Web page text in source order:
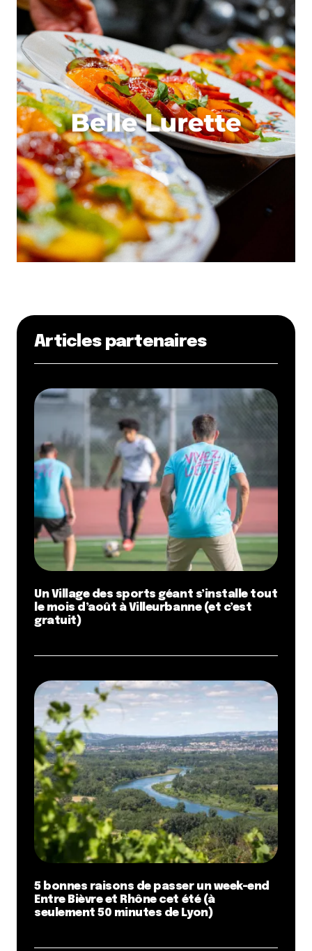
Articles partenaires
Un Village des sports géant s’installe tout
le mois d’août à Villeurbanne (et c’est
gratuit)
5 bonnes raisons de passer un week-end
Entre Bièvre et Rhône cet été (à
seulement 50 minutes de Lyon)